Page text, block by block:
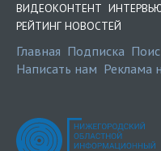
ВИДЕОКОНТЕНТ
РЕЙТИНГ НОВОСТЕЙ
Главная Подписка
Написать нам Реклама